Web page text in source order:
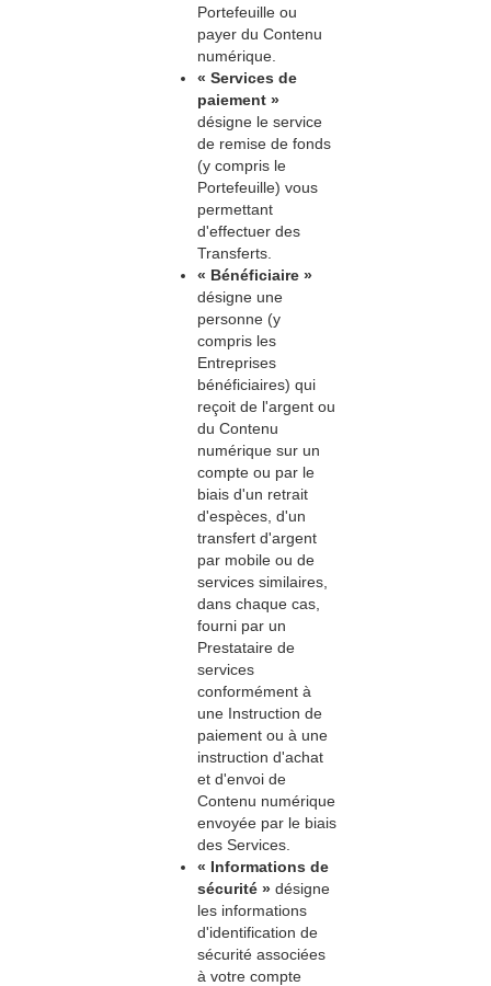
Portefeuille ou
payer du Contenu
numérique.
« Services de
paiement »
désigne le service
de remise de fonds
(y compris le
Portefeuille) vous
permettant
d'effectuer des
Transferts.
« Bénéficiaire »
désigne une
personne (y
compris les
Entreprises
bénéficiaires) qui
reçoit de l'argent ou
du Contenu
numérique sur un
compte ou par le
biais d'un retrait
d'espèces, d'un
transfert d'argent
par mobile ou de
services similaires,
dans chaque cas,
fourni par un
Prestataire de
services
conformément à
une Instruction de
paiement ou à une
instruction d'achat
et d'envoi de
Contenu numérique
envoyée par le biais
des Services.
« Informations de
sécurité » désigne
les informations
d'identification de
sécurité associées
à votre compte